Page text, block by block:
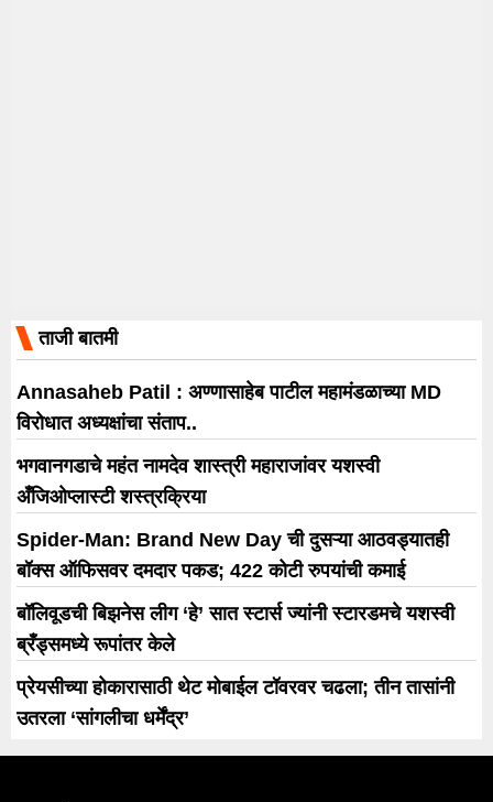
ताजी बातमी
Annasaheb Patil : अण्णासाहेब पाटील महामंडळाच्या MD
विरोधात अध्यक्षांचा संताप..
भगवानगडाचे महंत नामदेव शास्त्री महाराजांवर यशस्वी
अँजिओप्लास्टी शस्त्रक्रिया
Spider-Man: Brand New Day ची दुसऱ्या आठवड्यातही
बॉक्स ऑफिसवर दमदार पकड; 422 कोटी रुपयांची कमाई
बॉलिवूडची बिझनेस लीग ‘हे’ सात स्टार्स ज्यांनी स्टारडमचे यशस्वी
ब्रँड्समध्ये रूपांतर केले
प्रेयसीच्या होकारासाठी थेट मोबाईल टॉवरवर चढला; तीन तासांनी
उतरला ‘सांगलीचा धर्मेंद्र’